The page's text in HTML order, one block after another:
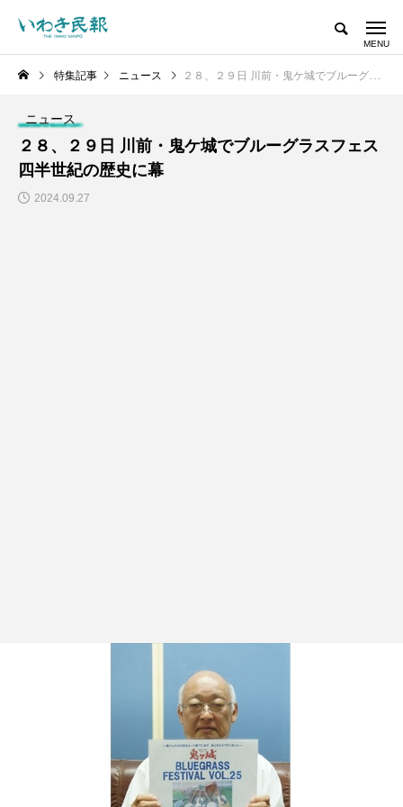
特集記事 ニュース ２８、２９日 川前・鬼ケ城でブルーグラスフェス 四半世紀の歴史に幕
ニュース
２８、２９日 川前・鬼ケ城でブルーグラスフェス
四半世紀の歴史に幕
2024.09.27